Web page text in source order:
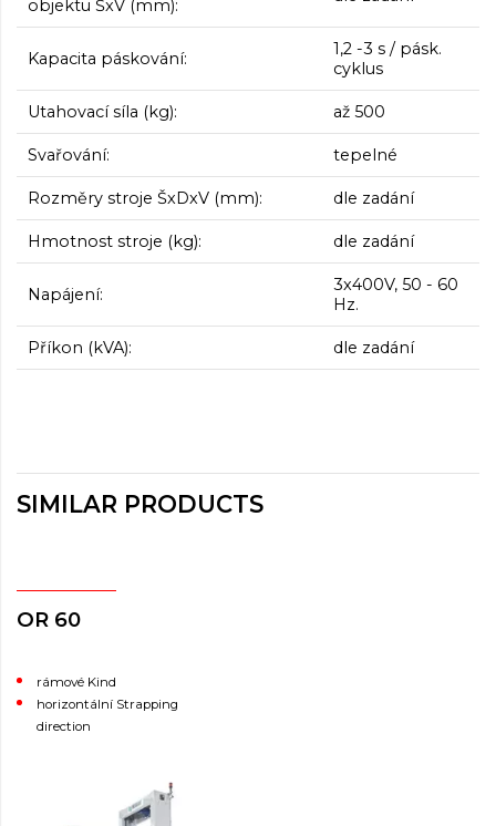
objektu ŠxV (mm):
Kapacita páskování:
1,2 -3 s / pásk.
cyklus
Utahovací síla (kg): až 500
Svařování: tepelné
Rozměry stroje ŠxDxV (mm): dle zadání
Hmotnost stroje (kg): dle zadání
Napájení:
3x400V, 50 - 60
Hz.
Příkon (kVA): dle zadání
SIMILAR PRODUCTS
OR 60
rámové Kind
horizontální Strapping
direction